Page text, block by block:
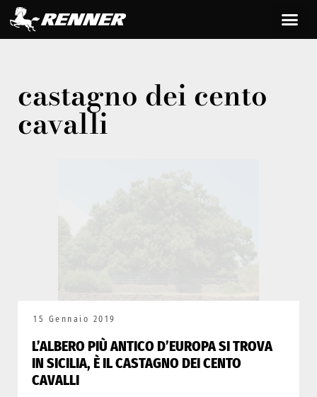
castagno dei cento
cavalli
15 Gennaio 2019
L’ALBERO PIÙ ANTICO D’EUROPA SI TROVA
IN SICILIA, È IL CASTAGNO DEI CENTO
CAVALLI